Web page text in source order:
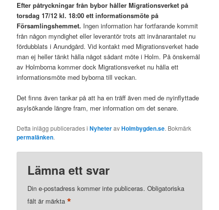
Efter påtryckningar från bybor håller Migrationsverket på
torsdag 17/12 kl. 18:00 ett informationsmöte på
Församlingshemmet. Ingen information har fortfarande kommit
från någon myndighet eller leverantör trots att invånarantalet nu
fördubblats i Anundgård. Vid kontakt med Migrationsverket hade
man ej heller tänkt hålla något sådant möte i Holm. På önskemål
av Holmborna kommer dock Migrationsverket nu hålla ett
informationsmöte med byborna till veckan.
Det finns även tankar på att ha en träff även med de nyinflyttade
asylsökande längre fram, mer information om det senare.
Detta inlägg publicerades iNyheteravHolmbygden.se. Bokmärk
permalänken.
Lämna ett svar
Din e-postadress kommer inte publiceras. Obligatoriska
fält är märkta*